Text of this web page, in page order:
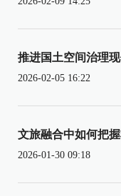
推进国土空间治理
2026-02-05 16:22
文旅融合中如何把
2026-01-30 09:18